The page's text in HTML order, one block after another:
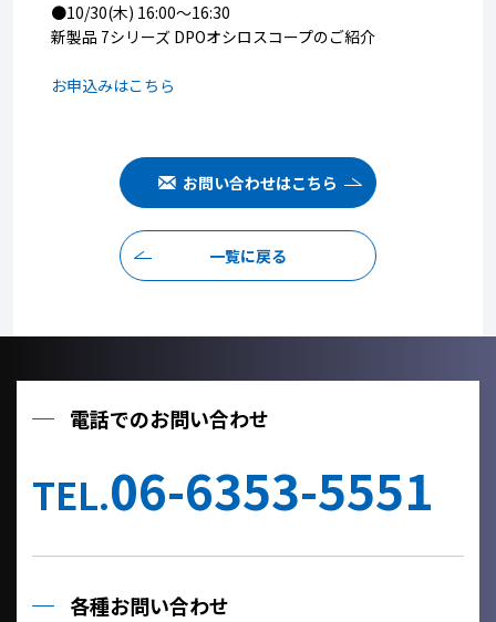
●10/30(木) 16:00～16:30
新製品 7シリーズ DPOオシロスコープのご紹介
お申込みはこちら
お問い合わせはこちら
一覧に戻る
電話でのお問い合わせ
TEL.06-6353-5551
各種お問い合わせ